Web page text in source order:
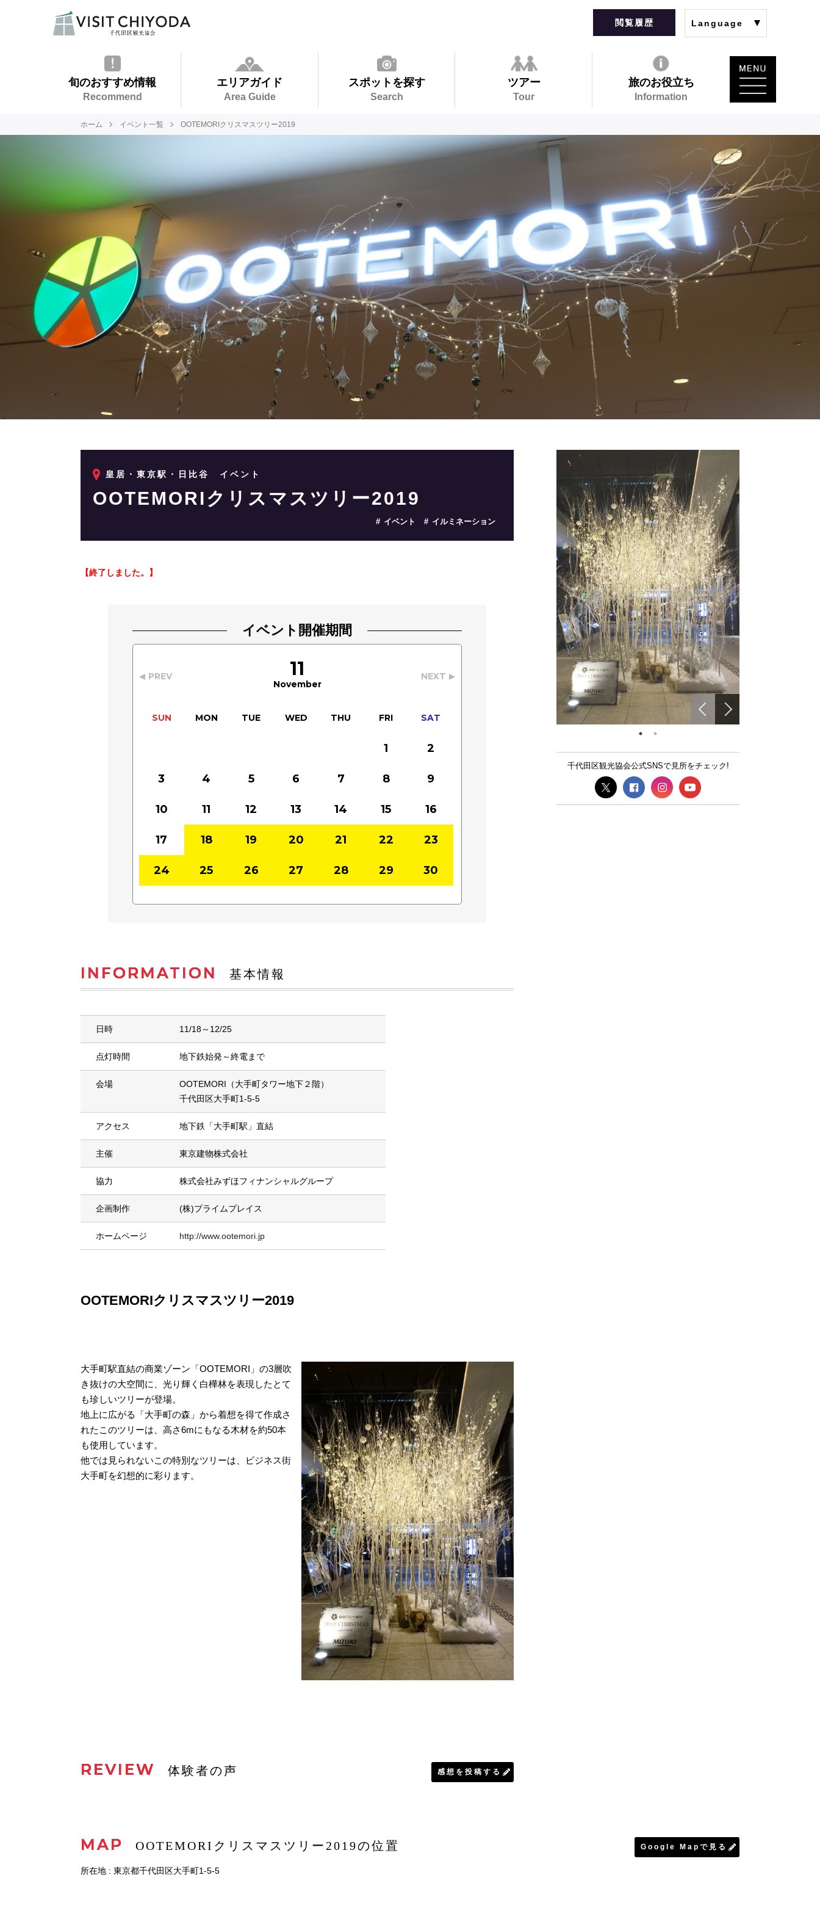
閲覧履歴 Language
旬のおすすめ情報
Recommend
エリアガイド
Area Guide
スポットを探す
Search
ツアー
Tour
旅のお役立ち
Information
ホーム イベント一覧 OOTEMORIクリスマスツリー2019
皇居・東京駅・日比谷 イベント
OOTEMORIクリスマスツリー2019
イベント イルミネーション
【終了しました。】
イベント開催期間
PREV 11
November
NEXT
SUN MON TUE WED THU FRI SAT
1 2
3 4 5 6 7 8 9
10 11 12 13 14 15 16
17 18 19 20 21 22 23
24 25 26 27 28 29 30
INFORMATION 基本情報
日時 11/18～12/25
点灯時間 地下鉄始発～終電まで
会場
OOTEMORI（大手町タワー地下２階）
千代田区大手町1-5-5
アクセス 地下鉄「大手町駅」直結
主催 東京建物株式会社
協力 株式会社みずほフィナンシャルグループ
企画制作 (株)プライムプレイス
ホームページ http://www.ootemori.jp
OOTEMORIクリスマスツリー2019
大手町駅直結の商業ゾーン「OOTEMORI」の3層吹
き抜けの大空間に、光り輝く白樺林を表現したとて
も珍しいツリーが登場。
地上に広がる「大手町の森」から着想を得て作成さ
れたこのツリーは、高さ6mにもなる木材を約50本
も使用しています。
他では見られないこの特別なツリーは、ビジネス街
大手町を幻想的に彩ります。
REVIEW 体験者の声 感想を投稿する
千代田区観光協会公式SNSで見所をチェック!
MAP OOTEMORIクリスマスツリー2019の位置 Google Mapで見る
所在地 : 東京都千代田区大手町1-5-5